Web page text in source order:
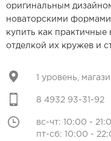
оригинальным
новаторскими
купить как практичные
отделкой их кружев и
1 уровень,
8 4932 93-31-92
вс-чт: 10:00 -
пт-сб: 10:00 -